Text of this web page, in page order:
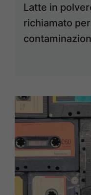
Latte in
richiamato